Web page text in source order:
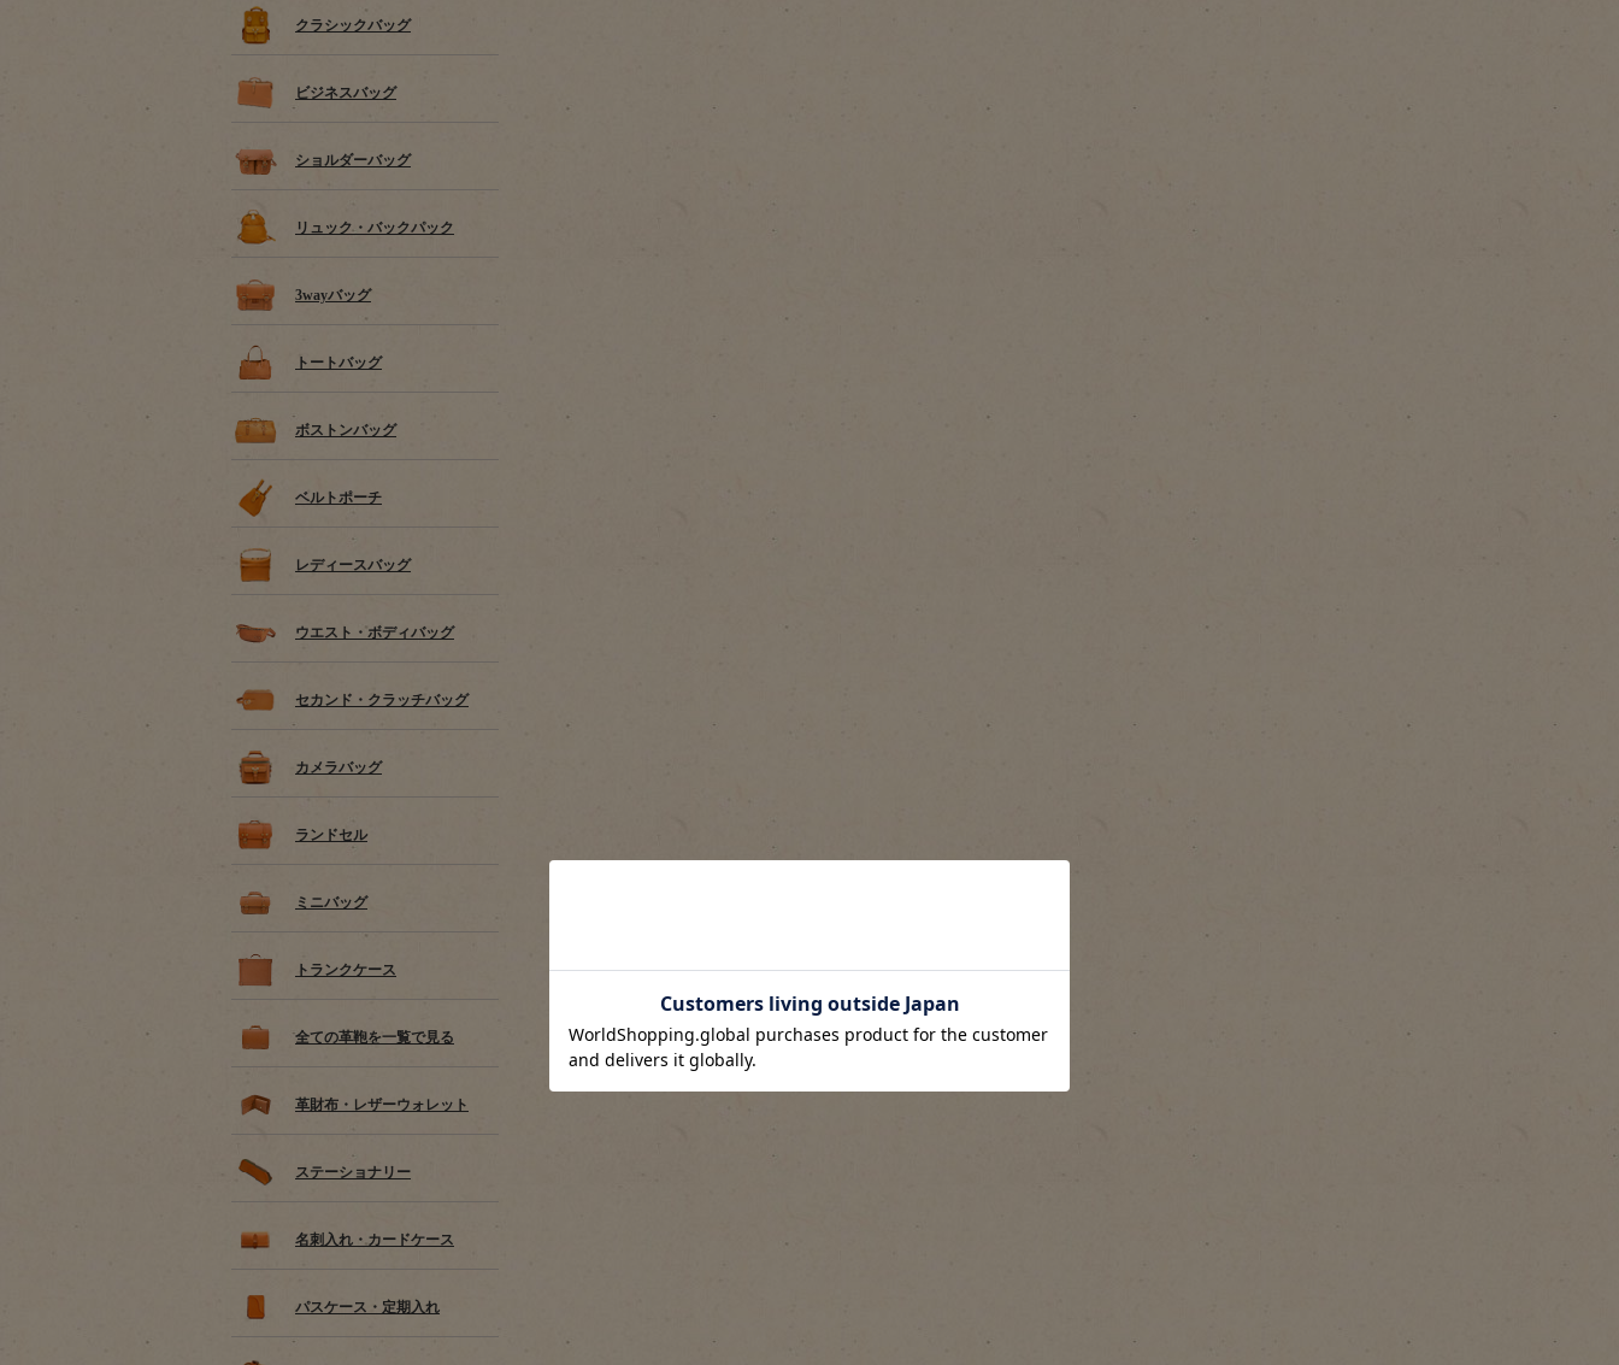
クラシックバッグ
ビジネスバッグ
ショルダーバッグ
リュック・バックパック
3wayバッグ
トートバッグ
ボストンバッグ
ベルトポーチ
レディースバッグ
ウエスト・ボディバッグ
セカンド・クラッチバッグ
カメラバッグ
ランドセル
ミニバッグ
トランクケース
全ての革鞄を一覧で見る
革財布・レザーウォレット
ステーショナリー
名刺入れ・カードケース
パスケース・定期入れ